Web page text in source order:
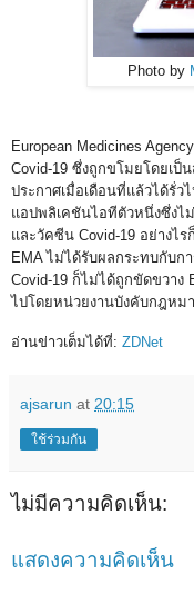
Photo by
European Medicines
Covid-19 ซึ่งถูกขโมยโดยเป็
ประกาศเมื่อเดือนที่แล้วได้รั่ว
แอปพลิเคชันไอทีตัวหนึ่งซึ่งไ
และวัคซีน Covid-19 อย่างไ
EMA ไม่ได้รับผลกระทบกับก
Covid-19 ก็ไม่ได้ถูกขัดขวาง
ไปโดยหน่วยงานบังคับกฎหม
อ่านข่าวเต็มได้ที่: ZDNet
ajsarun at 20:15
ใช้ร่วมกัน
ไม่มีความคิดเห็น:
แสดงความคิดเห็น